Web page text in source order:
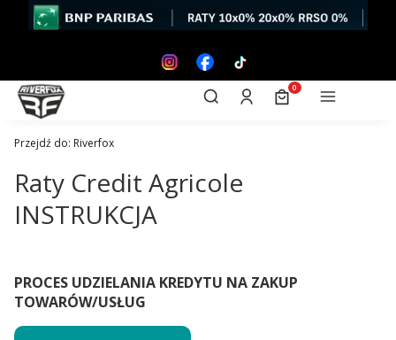
Otwórz wyszukiwarkę
Szukaj Zaloguj sięProdukty w
Koszyk Menu
Przejdź do: Riverfox
Raty Credit Agricole
INSTRUKCJA
PROCES UDZIELANIA KREDYTU NA ZAKUP
TOWARÓW/USŁUG